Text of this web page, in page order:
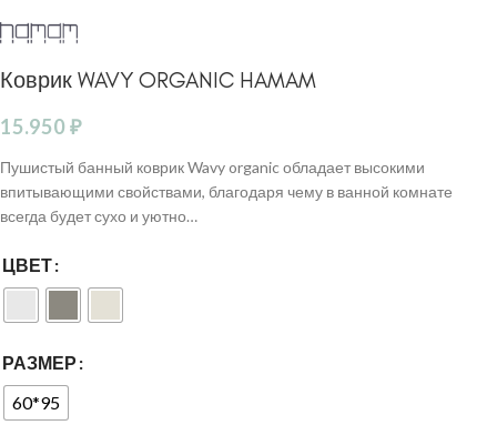
Коврик WAVY ORGANIC HAMAM
15.950₽
Пушистый банный коврик Wavy organic обладает высокими
впитывающими свойствами, благодаря чему в ванной комнате
всегда будет сухо и уютно…
ЦВЕТ
РАЗМЕР
60*95